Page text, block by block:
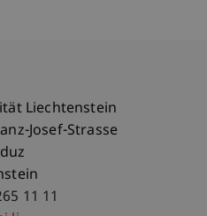
Liechtenstein
Josef-Strasse
11 11